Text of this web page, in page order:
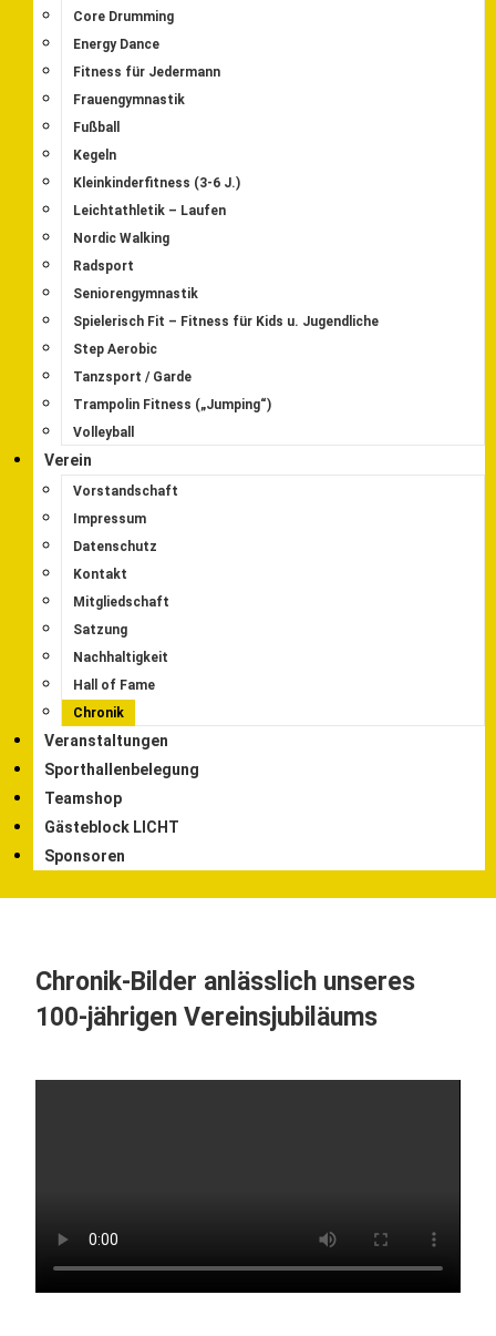
Core Drumming
Energy Dance
Fitness für Jedermann
Frauengymnastik
Fußball
Kegeln
Kleinkinderfitness (3-6 J.)
Leichtathletik – Laufen
Nordic Walking
Radsport
Seniorengymnastik
Spielerisch Fit – Fitness für Kids u. Jugendliche
Step Aerobic
Tanzsport / Garde
Trampolin Fitness („Jumping“)
Volleyball
Verein
Vorstandschaft
Impressum
Datenschutz
Kontakt
Mitgliedschaft
Satzung
Nachhaltigkeit
Hall of Fame
Chronik
Veranstaltungen
Sporthallenbelegung
Teamshop
Gästeblock LICHT
Sponsoren
Chronik-Bilder anlässlich unseres
100-jährigen Vereinsjubiläums